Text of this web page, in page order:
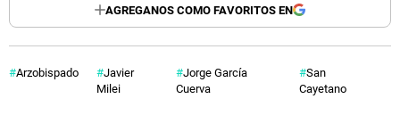
AGREGANOS COMO FAVORITOS EN
Arzobispado
Javier
Milei
Jorge García
Cuerva
San
Cayetano